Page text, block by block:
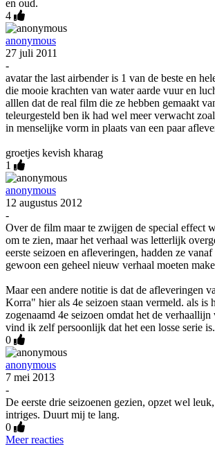
en oud.
4
anonymous
27 juli 2011
-
avatar the last airbender is 1 van de beste en
die mooie krachten van water aarde vuur en
alllen dat de real film die ze hebben gemaakt
teleurgesteld ben ik had wel meer verwacht
in menselijke vorm in plaats van een paar
groetjes kevish kharag
1
anonymous
12 augustus 2012
-
Over de film maar te zwijgen de special effect
om te zien, maar het verhaal was letterlijk
eerste seizoen en afleveringen, hadden ze
gewoon een geheel nieuw verhaal moeten
Maar een andere notitie is dat de afleveringen
Korra" hier als 4e seizoen staan vermeld. als is
zogenaamd 4e seizoen omdat het de verhaallijn
vind ik zelf persoonlijk dat het een losse serie is.
0
anonymous
7 mei 2013
-
De eerste drie seizoenen gezien, opzet wel
intriges. Duurt mij te lang.
0
Meer reacties